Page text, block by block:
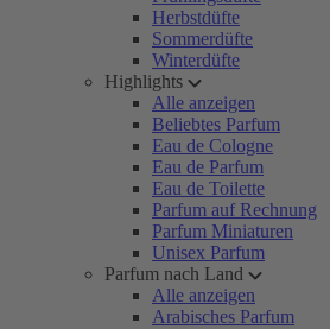
Herbstdüfte
Sommerdüfte
Winterdüfte
Highlights
Alle anzeigen
Beliebtes Parfum
Eau de Cologne
Eau de Parfum
Eau de Toilette
Parfum auf Rechnung
Parfum Miniaturen
Unisex Parfum
Parfum nach Land
Alle anzeigen
Arabisches Parfum